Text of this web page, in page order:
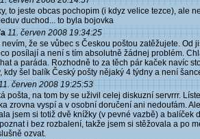
to jeste obcas pochopim (i kdyz velice tezce), ale
duchod... to byla bojovka
11. červen 2008 19:34:25
nevím, že se vůbec s Českou poštou zatěžujete. Od
posílají a není s tím absolutně žádnej problém.
a paráda. Rozhodně to za těch pár kaček navíc
kdy šel balík Český pošty nějaký 4 týdny a není
červen 2008 19:25:53
pošta, na tom by se uživil celej diskuzní servrrr.
zrovna vyspí a v osobní doručení ani nedoufám.
jsem si totiž dvě knížky (v pevné vazbě) a balíček
i bez rozbalení, takže jsem si stěžovala a po
ozvat.